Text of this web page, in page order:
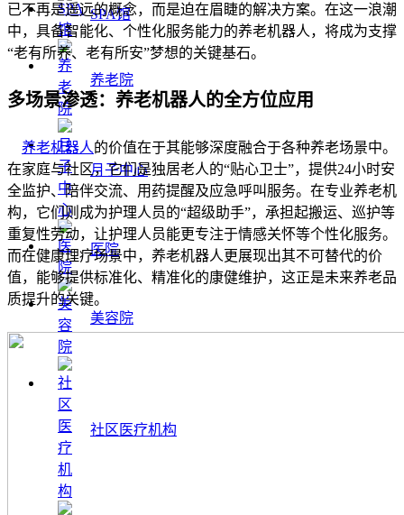
SPA馆
养老院
月子中心
医院
美容院
社区医疗机构
已不再是遥远的概念，而是迫在眉睫的解决方案。在这一浪潮
中，具备智能化、个性化服务能力的养老机器人，将成为支撑
“老有所养、老有所安”梦想的关键基石。
多场景渗透：养老机器人的全方位应用
养老机器人的价值在于其能够深度融合于各种养老场景中。
在家庭与社区，它们是独居老人的“贴心卫士”，提供24小时安
全监护、陪伴交流、用药提醒及应急呼叫服务。在专业养老机
构，它们则成为护理人员的“超级助手”，承担起搬运、巡护等
重复性劳动，让护理人员能更专注于情感关怀等个性化服务。
而在健康理疗场景中，养老机器人更展现出其不可替代的价
值，能够提供标准化、精准化的康健维护，这正是未来养老品
质提升的关键。